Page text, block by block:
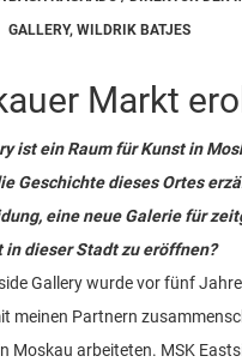
GALLERY, WILDRIK BATJES
Markt
ist ein Raum für Kunst in
Geschichte dieses Ortes
eine neue Galerie für
in dieser Stadt zu eröffnen?
Gallery wurde vor fünf
meinen Partnern
Moskau arbeiteten. MSK